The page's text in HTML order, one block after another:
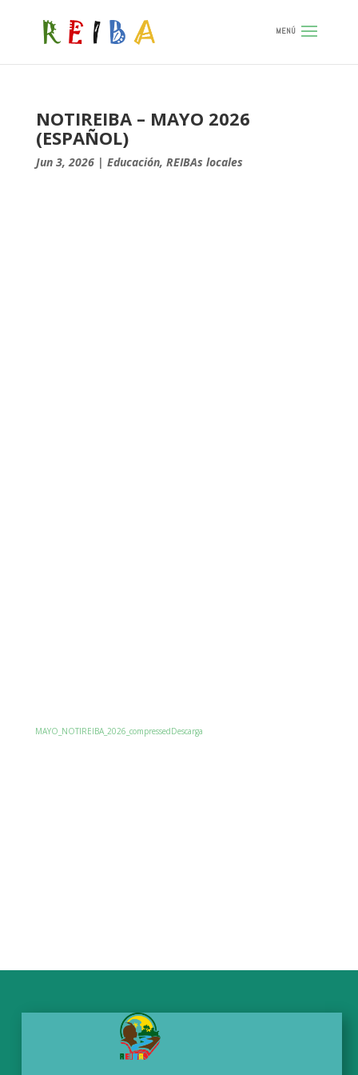
NOTIREIBA – MAYO 2026
(ESPAÑOL)
Jun 3, 2026| Educación, REIBAs locales
MAYO_NOTIREIBA_2026_compressedDescarga